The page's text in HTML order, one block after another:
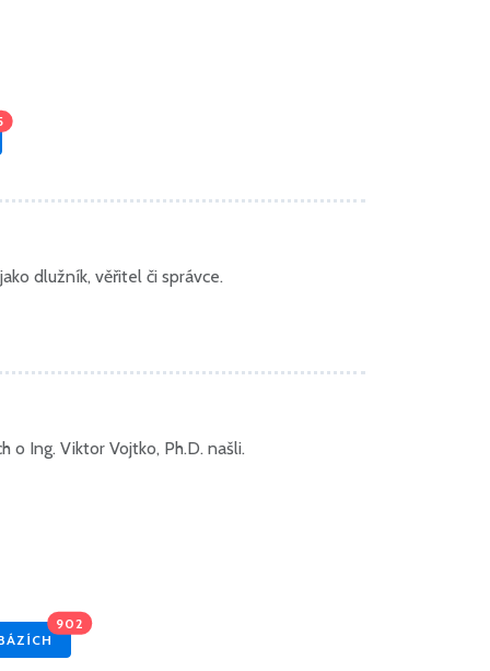
dlužník, věřitel či správce.
o Ing. Viktor Vojtko, Ph.D. našli.
902